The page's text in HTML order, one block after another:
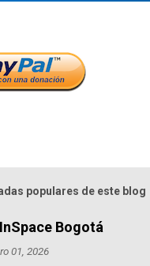
populares de este blog
Bogotá
01, 2026